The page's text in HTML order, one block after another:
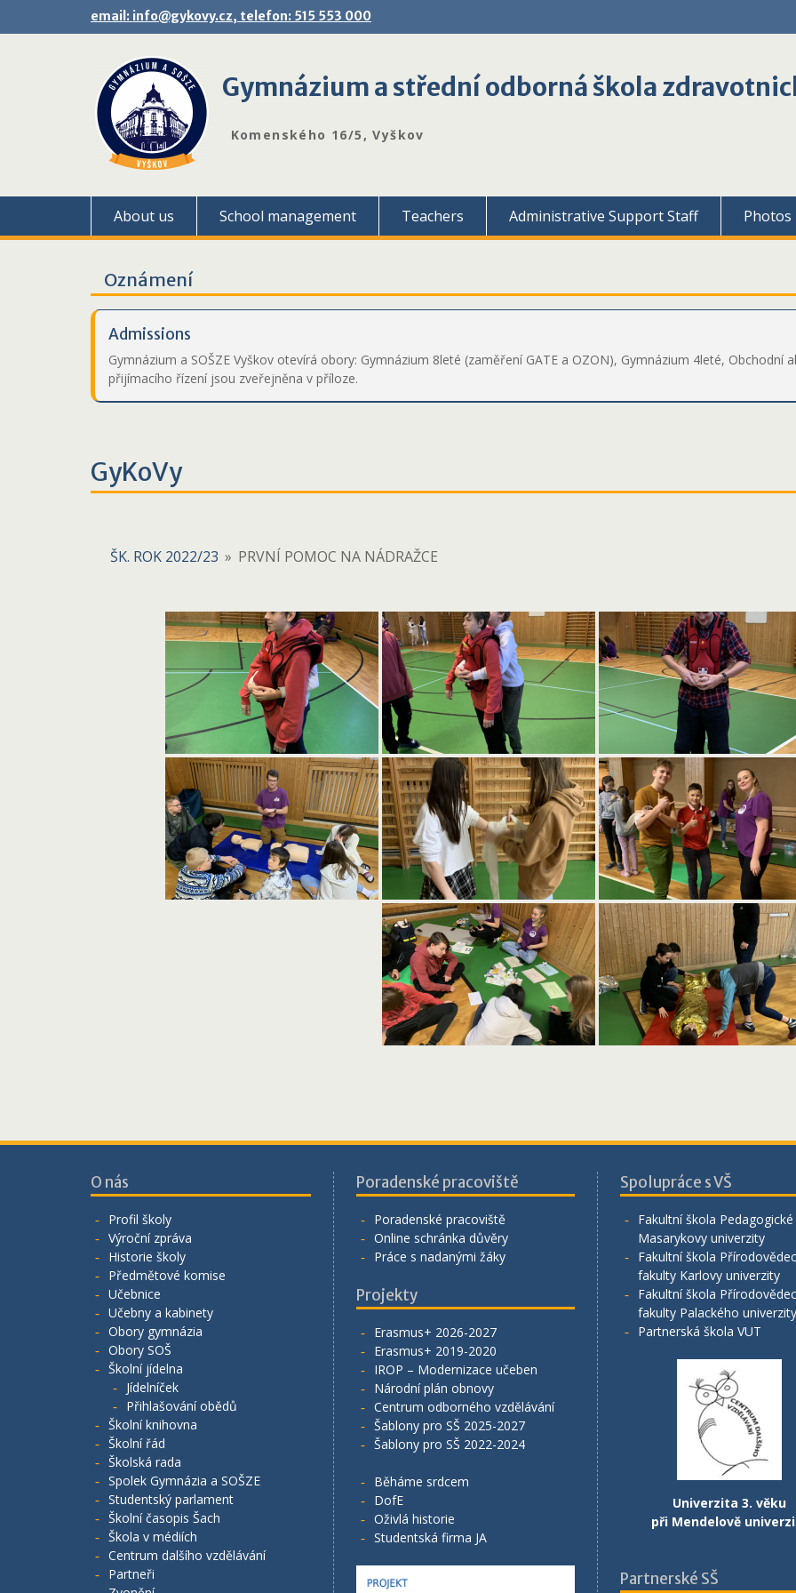
email: info@gykovy.cz, telefon: 515 553 000
Gymnázium a střední odborná škola
Komenského 16/5, Vyškov
About us School management Teachers Administrative Support Staff Photos
Oznámení
Admissions
Gymnázium a SOŠZE Vyškov otevírá obory: Gymnázium 8leté (zaměření GATE a OZON), Gymnázium 4leté, Obchodní
přijímacího řízení jsou zveřejněna v příloze.
GyKoVy
ŠK. ROK 2022/23 » PRVNÍ POMOC NA NÁDRAŽCE
O nás
Profil školy
Výroční zpráva
Historie školy
Předmětové komise
Učebnice
Učebny a kabinety
Obory gymnázia
Obory SOŠ
Školní jídelna
Jídelníček
Přihlašování obědů
Školní knihovna
Školní řád
Školská rada
Spolek Gymnázia a SOŠZE
Studentský parlament
Školní časopis Šach
Škola v médiích
Centrum dalšího vzdělávání
Partneři
Poradenské pracoviště
Poradenské pracoviště
Online schránka důvěry
Práce s nadanými žáky
Projekty
Erasmus+ 2026-2027
Erasmus+ 2019-2020
IROP – Modernizace učeben
Národní plán obnovy
Centrum odborného vzdělávání
Šablony pro SŠ 2025-2027
Šablony pro SŠ 2022-2024
Běháme srdcem
DofE
Oživlá historie
Studentská firma JA
Spolupráce s VŠ
Fakultní škola
Masarykovy univerzity
Fakultní škola
fakulty Karlovy univerzity
Fakultní škola
fakulty Palackého univerzity
Partnerská škola VUT
Univerzita 3. věku
při Mendelově
Partnerské SŠ